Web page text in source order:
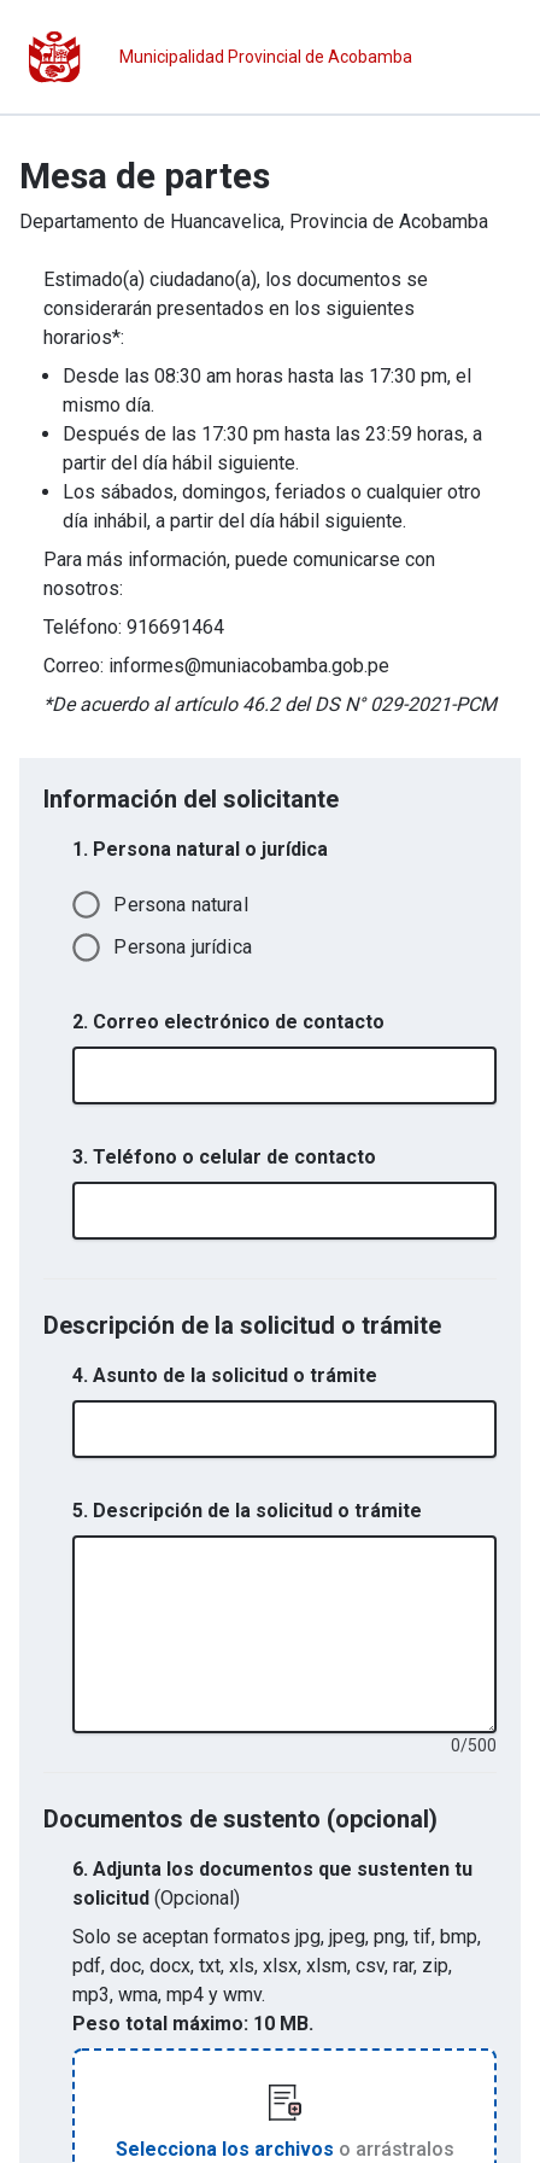
Municipalidad Provincial de Acobamba
Mesa de partes
Departamento de Huancavelica, Provincia de Acobamba
Estimado(a) ciudadano(a), los documentos se
considerarán presentados en los siguientes
horarios*:
Desde las 08:30 am horas hasta las 17:30 pm, el
mismo día.
Después de las 17:30 pm hasta las 23:59 horas, a
partir del día hábil siguiente.
Los sábados, domingos, feriados o cualquier otro
día inhábil, a partir del día hábil siguiente.
Para más información, puede comunicarse con
nosotros:
Teléfono: 916691464
Correo: informes@muniacobamba.gob.pe
*De acuerdo al artículo 46.2 del DS N° 029-2021-PCM
Información del solicitante
1. Persona natural o jurídica
Persona natural
Persona jurídica
2. Correo electrónico de contacto
3. Teléfono o celular de contacto
Descripción de la solicitud o trámite
4. Asunto de la solicitud o trámite
5. Descripción de la solicitud o trámite
0/500
Documentos de sustento (opcional)
6. Adjunta los documentos que sustenten tu
solicitud (Opcional)
Solo se aceptan formatos jpg, jpeg, png, tif, bmp,
pdf, doc, docx, txt, xls, xlsx, xlsm, csv, rar, zip,
mp3, wma, mp4 y wmv.
Peso total máximo: 10 MB.
Selecciona los archivos o arrástralos